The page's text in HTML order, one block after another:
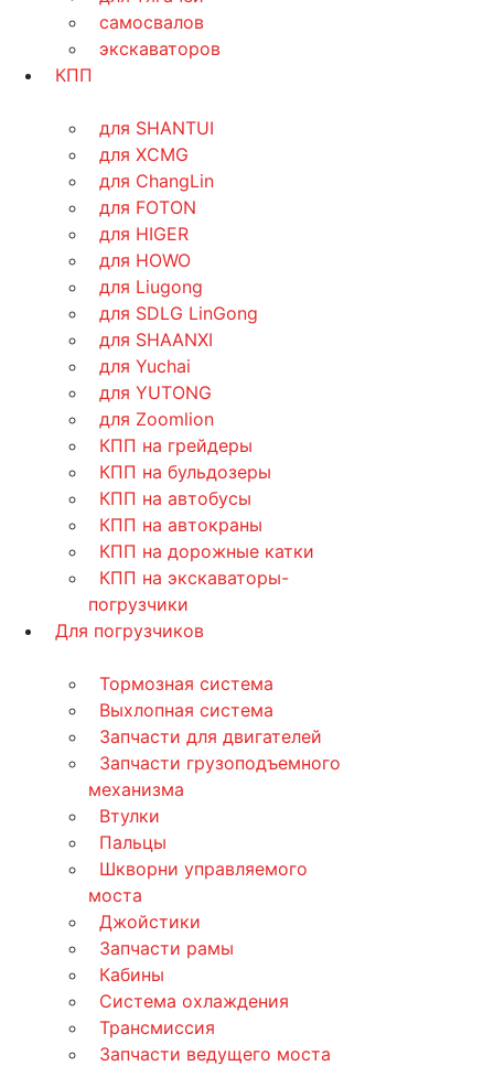
самосвалов
экскаваторов
КПП
для SHANTUI
для XCMG
для ChangLin
для FOTON
для HIGER
для HOWO
для Liugong
для SDLG LinGong
для SHAANXI
для Yuchai
для YUTONG
для Zoomlion
КПП на грейдеры
КПП на бульдозеры
КПП на автобусы
КПП на автокраны
КПП на дорожные катки
КПП на экскаваторы-
погрузчики
Для погрузчиков
Тормозная система
Выхлопная система
Запчасти для двигателей
Запчасти грузоподъемного
механизма
Втулки
Пальцы
Шкворни управляемого
моста
Джойстики
Запчасти рамы
Кабины
Система охлаждения
Трансмиссия
Запчасти ведущего моста